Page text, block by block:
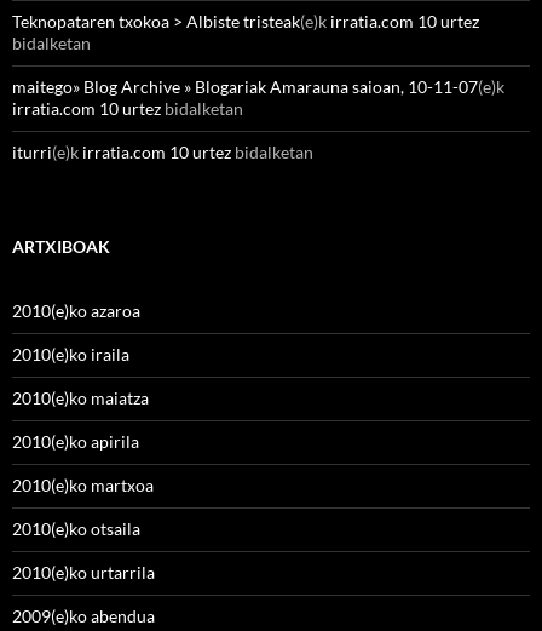
Teknopataren txokoa > Albiste tristeak(e)k irratia.com 10 urtez
bidalketan
maitego» Blog Archive » Blogariak Amarauna saioan, 10-11-07(e)k
irratia.com 10 urtez bidalketan
iturri(e)k irratia.com 10 urtez bidalketan
ARTXIBOAK
2010(e)ko azaroa
2010(e)ko iraila
2010(e)ko maiatza
2010(e)ko apirila
2010(e)ko martxoa
2010(e)ko otsaila
2010(e)ko urtarrila
2009(e)ko abendua